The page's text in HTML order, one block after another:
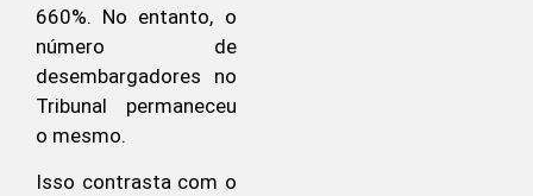
660%. No entanto, o
número de
desembargadores no
Tribunal permaneceu
o mesmo.
Isso contrasta com o